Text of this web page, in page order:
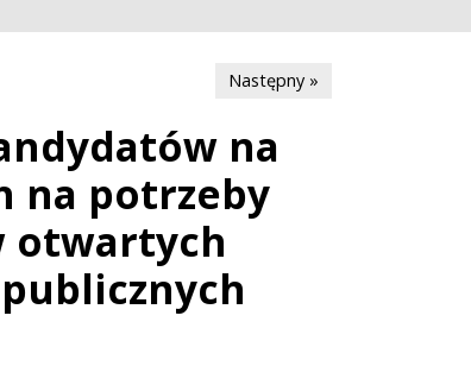
Następny »
na
na potrzeby
otwartych